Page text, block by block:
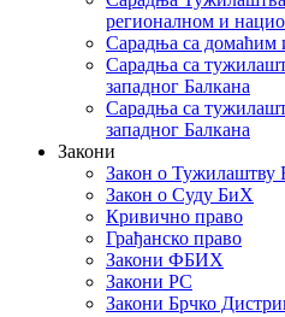
регионалном и
Сарадња са домаћим
Сарадња са
западног Балкана
Сарадња са
западног Балкана
Закони
Закон о Тужилаштву
Закон о Суду БиХ
Кривично право
Грађанско право
Закони ФБИХ
Закони РС
Закони Брчко